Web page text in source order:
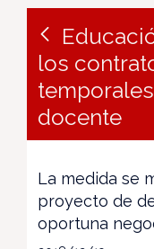
los
docente
La medida se
proyecto de
oportuna